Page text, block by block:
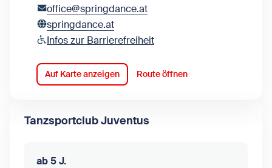
office@springdance.at
springdance.at
Infos zur Barrierefreiheit
Auf Karte anzeigen Route öffnen
Tanzsportclub Juventus
ab 5 J.